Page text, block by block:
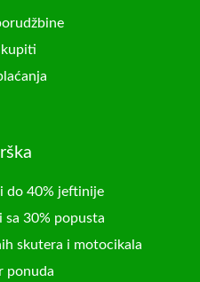
kupiti
do 40% jeftinije
sa 30% popusta
skutera i motocikala
ponuda